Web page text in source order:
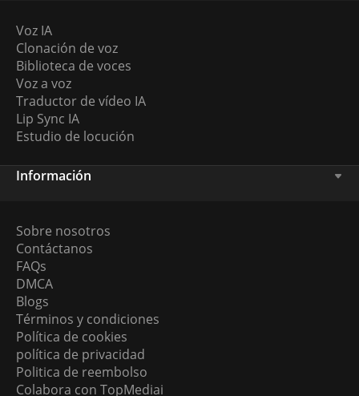
Voz IA
Clonación de voz
Biblioteca de voces
Voz a voz
Traductor de vídeo IA
Lip Sync IA
Estudio de locución
Información
Sobre nosotros
Contáctanos
FAQs
DMCA
Blogs
Términos y condiciones
Política de cookies
política de privacidad
Politica de reembolso
Colabora con TopMediai